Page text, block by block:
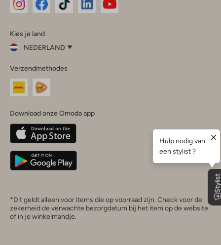
InstagramFacebook
Kies je land
NEDERLAND
je
land
Nederland
Belgique(Français)
Deutschland
Verzendmethodes
Download onze Omoda app
*Dit geldt alleen voor items die op voorraad zijn. Check voor de
zekerheid de verwachte bezorgdatum bij het item op de website
of in je winkelmandje.